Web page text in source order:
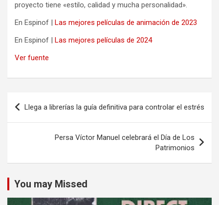
proyecto tiene «estilo, calidad y mucha personalidad».
En Espinof | Las mejores películas de animación de 2023
En Espinof | Las mejores películas de 2024
Ver fuente
Navegación
de
entradas
Llega a librerías la guía definitiva para controlar el estrés
Persa Víctor Manuel celebrará el Día de Los
Patrimonios
You may Missed